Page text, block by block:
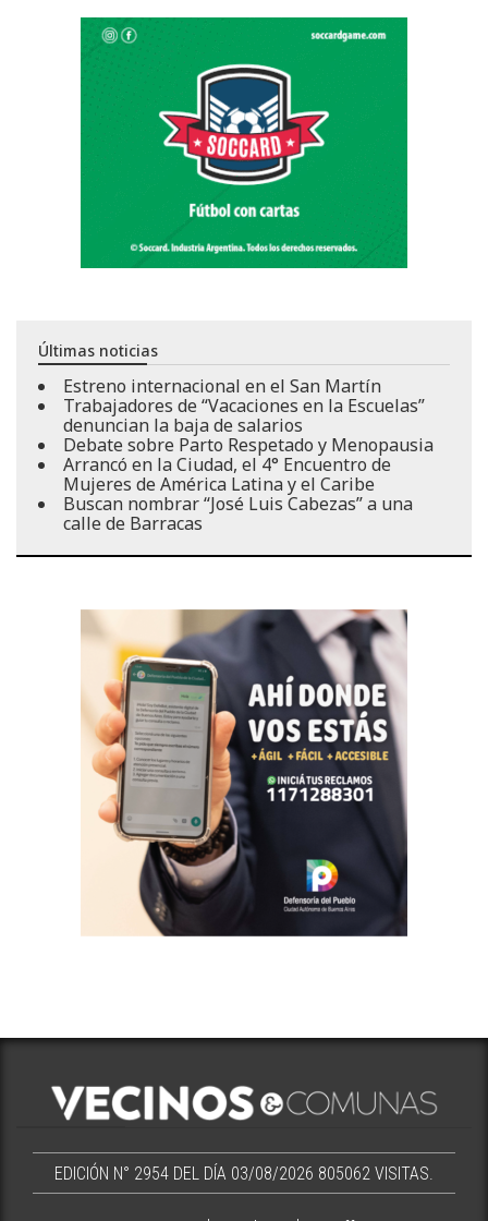
Últimas noticias
Estreno internacional en el San Martín
Trabajadores de “Vacaciones en la Escuelas”
denuncian la baja de salarios
Debate sobre Parto Respetado y Menopausia
Arrancó en la Ciudad, el 4° Encuentro de
Mujeres de América Latina y el Caribe
Buscan nombrar “José Luis Cabezas” a una
calle de Barracas
EDICIÓN N° 2954 DEL DÍA 03/08/2026 805062 VISITAS.